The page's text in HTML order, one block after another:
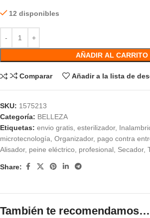
12 disponibles
AÑADIR AL CARRITO
Comparar Añadir a la lista de
SKU: 1575213
Categoría: BELLEZA
Etiquetas: envio gratis, esterilizador,
microtecnología, Organizador, pago contra
Alisador, peine eléctrico, profesional, Secador,
Share:
También te recomendamos…